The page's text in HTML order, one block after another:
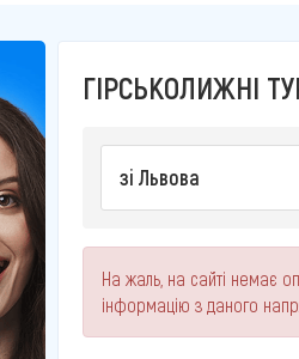
ГІРСЬКОЛИЖНІ
зі Львова
На жаль, на сайті немає
інформацію з даного